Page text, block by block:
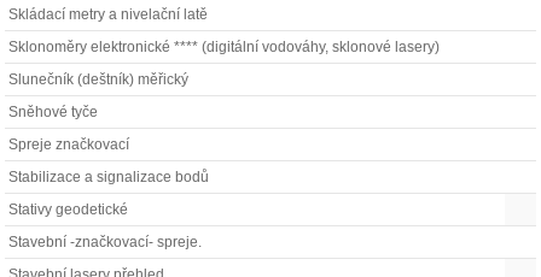
Skládací metry a nivelační latě
Sklonoměry elektronické **** (digitální vodováhy, sklonové lasery)
Slunečník (deštník) měřický
Sněhové tyče
Spreje značkovací
Stabilizace a signalizace bodů
Stativy geodetické
Stavební -značkovací- spreje.